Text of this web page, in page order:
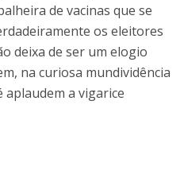
de vacinas que se
os eleitores
deixa de ser um elogio
na curiosa mundividência
aplaudem a vigarice